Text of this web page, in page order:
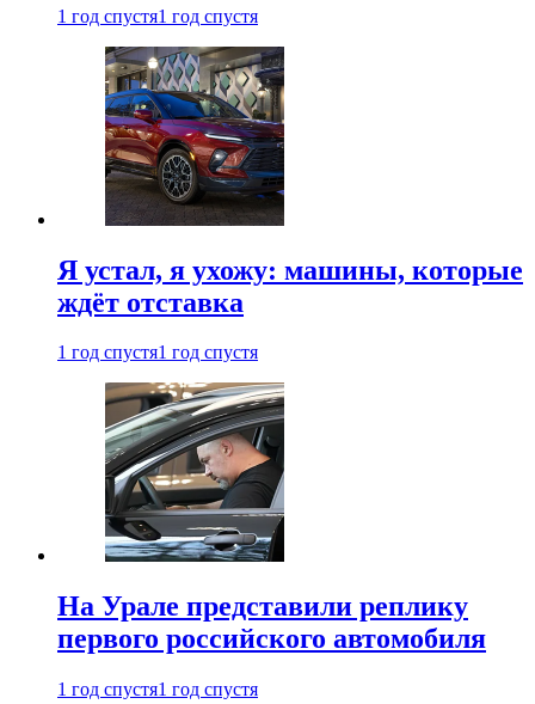
1 год спустя1 год спустя
Я устал, я ухожу: машины, которые
ждёт отставка
1 год спустя1 год спустя
На Урале представили реплику
первого российского автомобиля
1 год спустя1 год спустя